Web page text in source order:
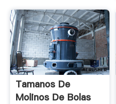
Tamanos De
Molinos De Bolas